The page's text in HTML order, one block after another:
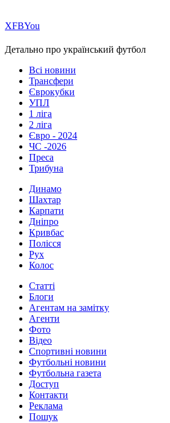
ХFBYou
Детально про український футбол
Всі новини
Трансфери
Єврокубки
УПЛ
1 ліга
2 ліга
Євро - 2024
ЧС -2026
Преса
Трибуна
Динамо
Шахтар
Карпати
Дніпро
Кривбас
Полісся
Рух
Колос
Статті
Блоги
Агентам на замітку
Агенти
Фото
Відео
Спортивні новини
Футбольні новини
Футбольна газета
Доступ
Контакти
Реклама
Пошук